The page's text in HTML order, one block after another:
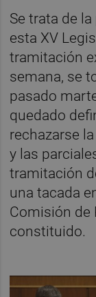
Se trata de
esta XV
tramitación
semana, se
pasado
quedado
rechazarse
y las
tramitación
una tacada
Comisión de
constituido.